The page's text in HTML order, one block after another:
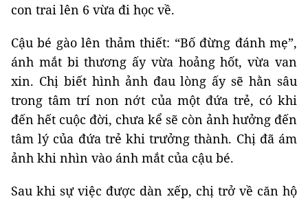
con trai lên 6 vừa đi học về.
Cậu bé gào lên thảm thiết: “Bố đừng đánh mẹ”,
ánh mắt bi thương ấy vừa hoảng hốt, vừa van
xin. Chị biết hình ảnh đau lòng ấy sẽ hằn sâu
trong tâm trí non nớt của một đứa trẻ, có khi
đến hết cuộc đời, chưa kể sẽ còn ảnh hưởng đến
tâm lý của đứa trẻ khi trưởng thành. Chị đã ám
ảnh khi nhìn vào ánh mắt của cậu bé.
Sau khi sự việc được dàn xếp, chị trở về căn hộ